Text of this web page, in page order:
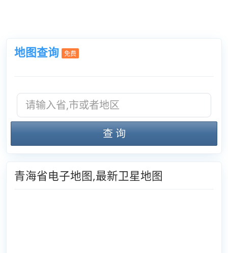
地图查询 免费
查 询
青海省电子地图,最新卫星地图